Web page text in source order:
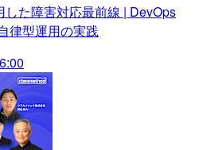
した障害対応最前線 | DevOps
律型運用の実践